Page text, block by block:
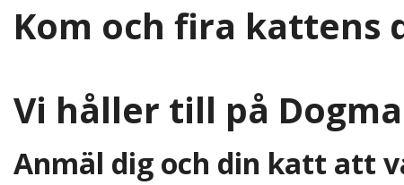
Kom och fira kattens
Vi håller till på
Anmäl dig och din katt att